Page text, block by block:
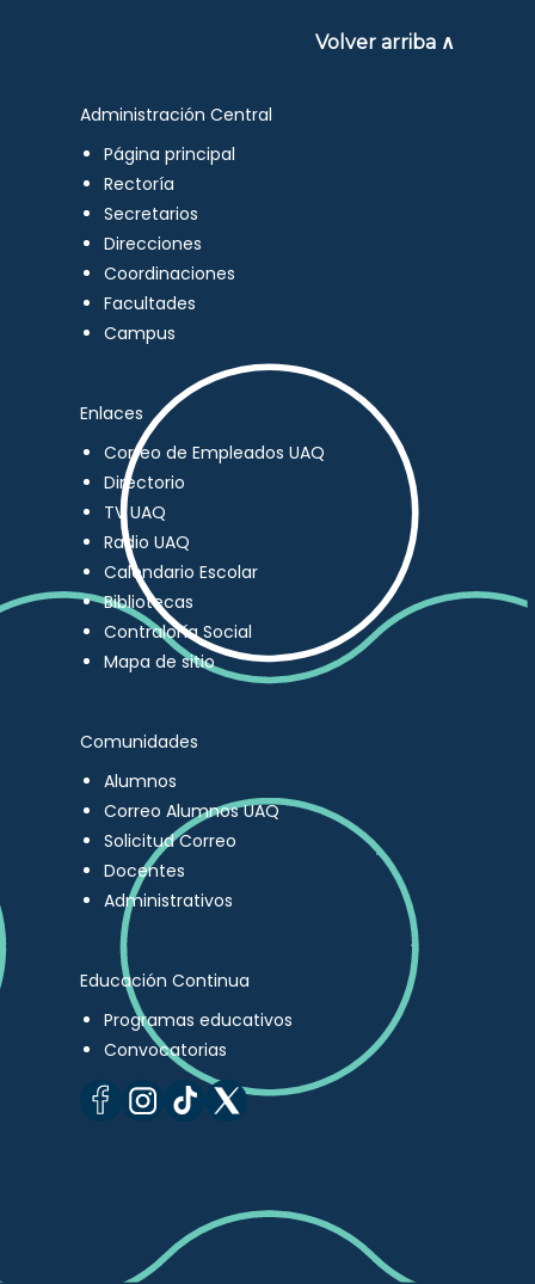
Volver arriba ∧
Administración Central
Página principal
Rectoría
Secretarios
Direcciones
Coordinaciones
Facultades
Campus
Enlaces
Correo de Empleados UAQ
Directorio
TV UAQ
Radio UAQ
Calendario Escolar
Bibliotecas
Contraloría Social
Mapa de sitio
Comunidades
Alumnos
Correo Alumnos UAQ
Solicitud Correo
Docentes
Administrativos
Educación Continua
Programas educativos
Convocatorias